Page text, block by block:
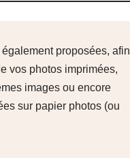
proposées, afin
vos photos imprimées,
images ou encore
sur papier photos (ou